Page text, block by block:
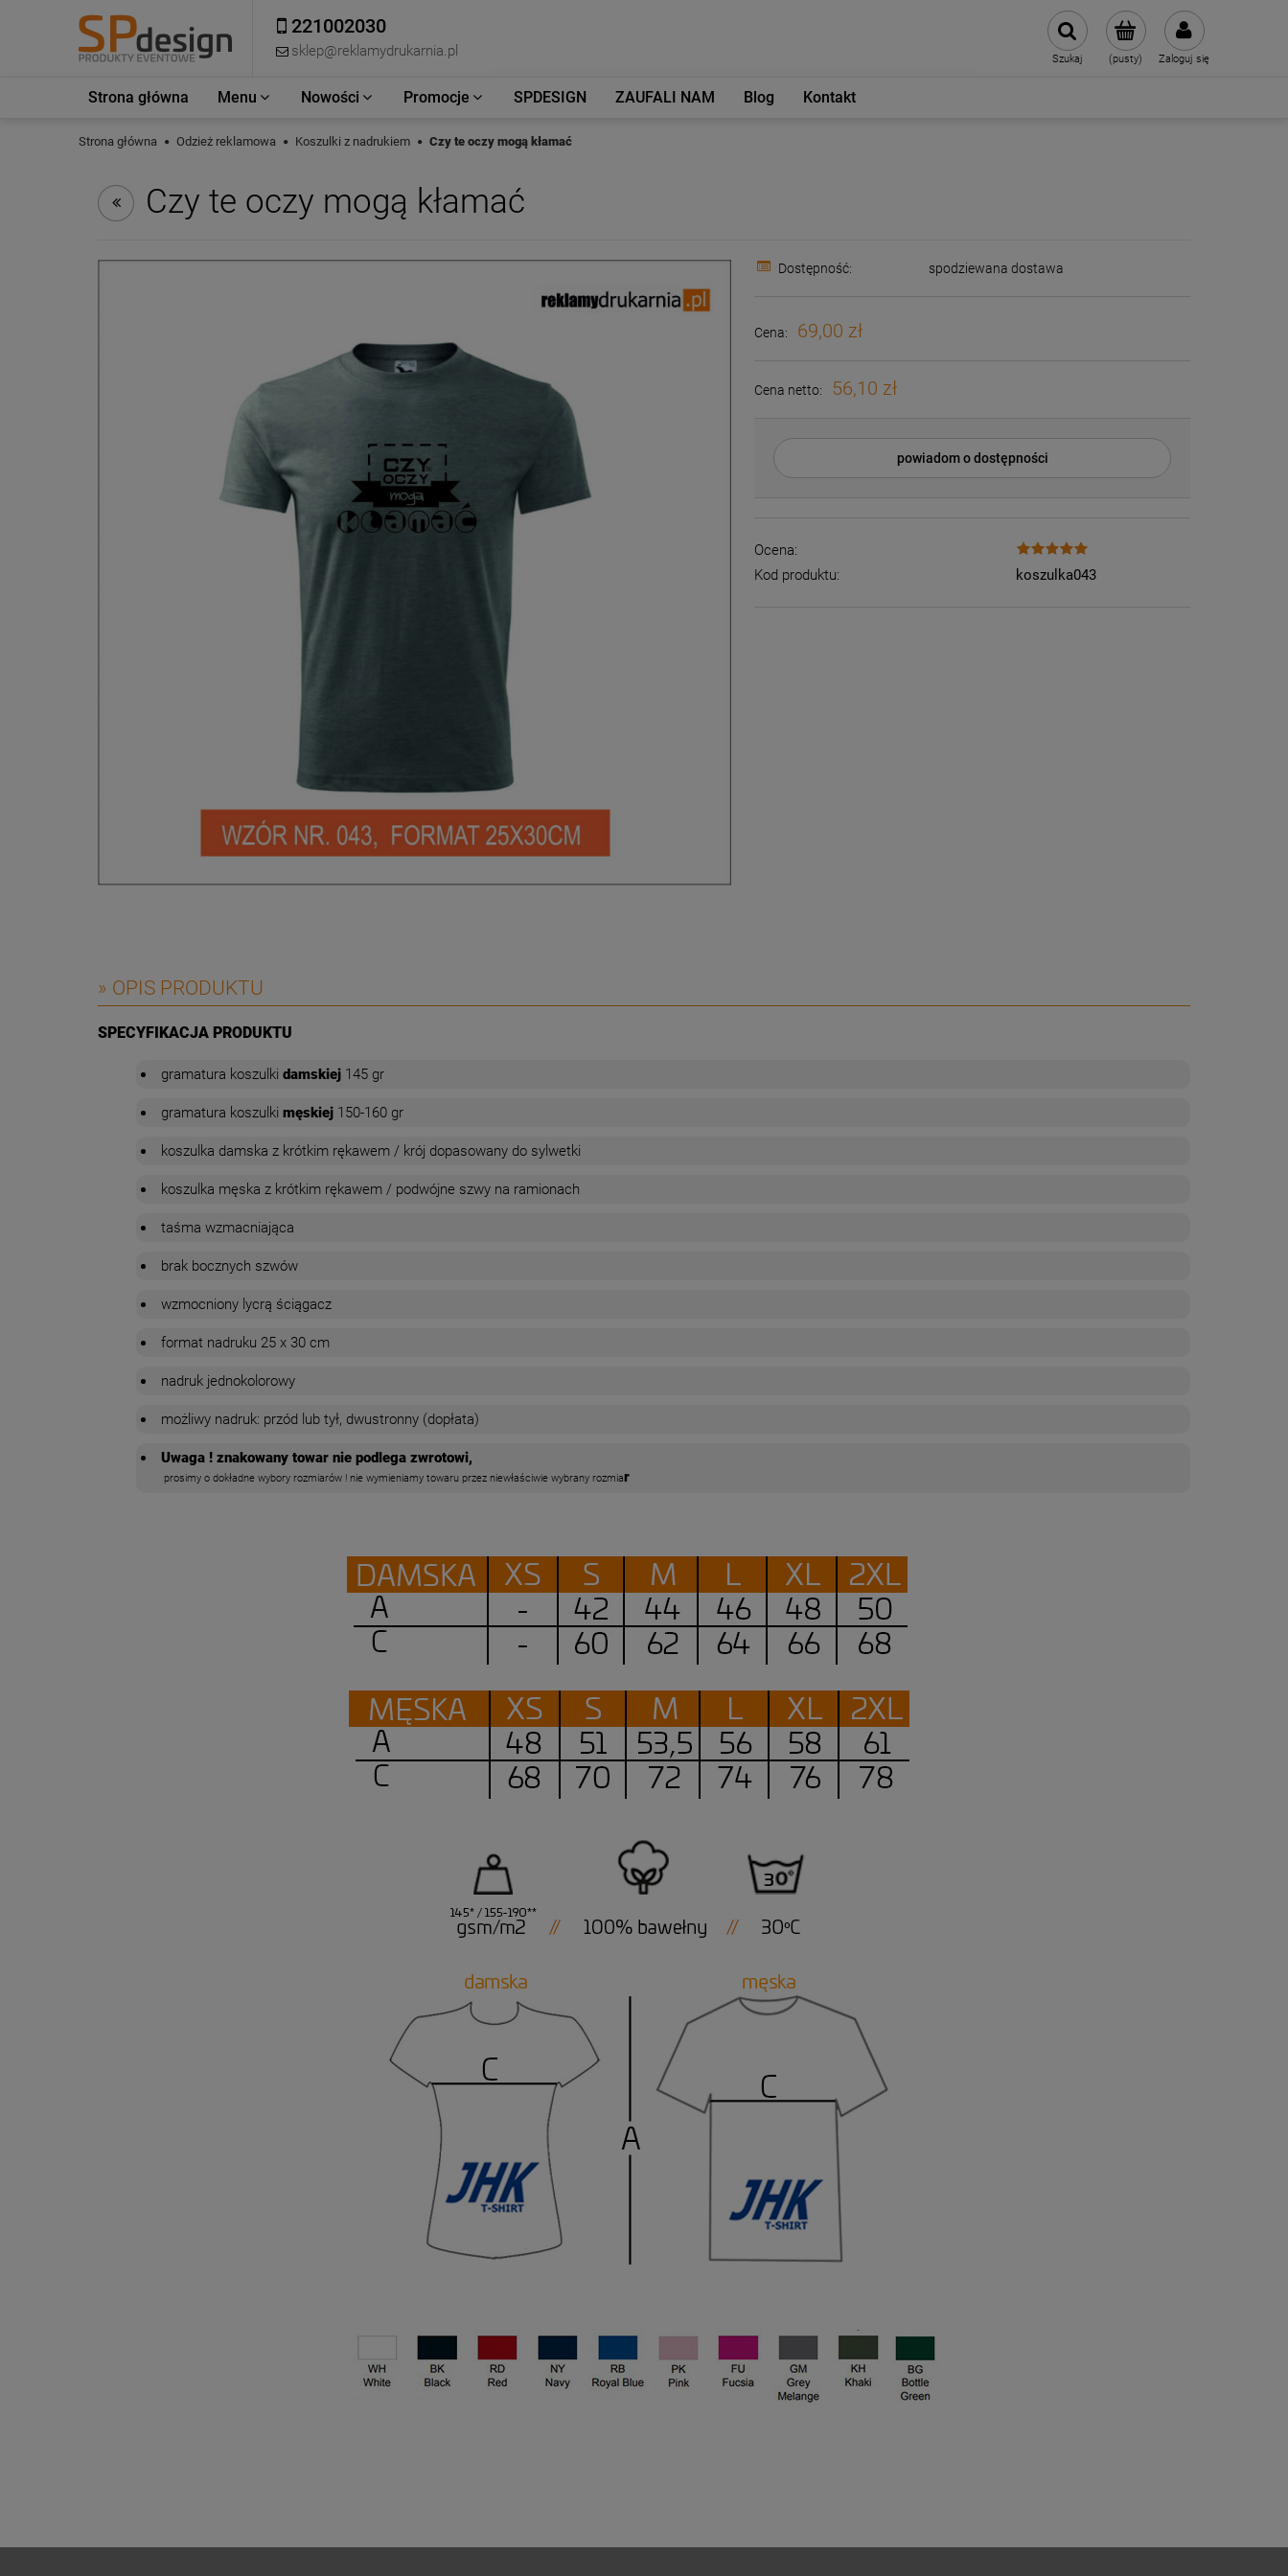
221002030
sklep@reklamydrukarnia.pl (pusty) Zaloguj się
Szukaj
Strona główna Menu Nowości Promocje SPDESIGN ZAUFALI NAM Blog Kontakt
Strona główna Odzież reklamowa Koszulki z nadrukiem Czy te oczy mogą kłamać
Czy te oczy mogą kłamać
Dostępność: spodziewana dostawa
Cena: 69,00 zł
Cena netto: 56,10 zł
powiadom o dostępności
Ocena:
Kod produktu:
koszulka043
» OPIS PRODUKTU
SPECYFIKACJA PRODUKTU
gramatura koszulki damskiej 145 gr
gramatura koszulki męskiej 150-160 gr
koszulka damska z krótkim rękawem / krój dopasowany do sylwetki
koszulka męska z krótkim rękawem / podwójne szwy na ramionach
taśma wzmacniająca
brak bocznych szwów
wzmocniony lycrą ściągacz
format nadruku 25 x 30 cm
nadruk jednokolorowy
możliwy nadruk: przód lub tył, dwustronny (dopłata)
Uwaga ! znakowany towar nie podlega zwrotowi,
prosimy o dokładne wybory rozmiarów ! nie wymieniamy towaru przez niewłaściwie wybrany rozmiar